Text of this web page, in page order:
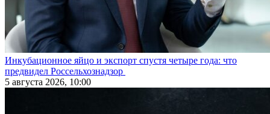
Инкубационное яйцо и экспорт спустя четыре года: что
предвидел Россельхознадзор
5 августа 2026, 10:00